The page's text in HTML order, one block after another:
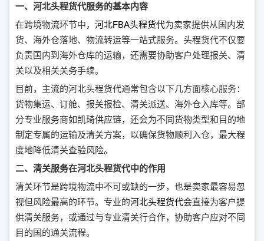
一、河北头程货代服务的基本内容
在跨境物流环节中， 河北FBA头程货代为卖家提供从国内发
货、海外仓落地、物流转运等一站式服务。头程货代不仅要
负责国内到海外仓库的运输，还需要协助客户处理报关、清
关以及相关关务手续。
目前，主流的河北头程货代通常包含以下几方面核心服务：
货物集运、订舱、报关报检、清关派送、海外仓入库等。部
分专业服务商如凯琦供应链，还会为不同货物类型和目的地
制定专属的运输及清关方案，以确保货物顺利入仓，最大程
度地降低清关查验风险。
二、清关服务在河北头程货代中的作用
清关环节是跨境物流中不可或缺的一步，也是卖家最容易忽
视但风险最高的环节。专业的河北头程货代会直接为客户提
供清关服务，或通过与专业清关行合作，协助客户应对不同
目的国的通关流程。